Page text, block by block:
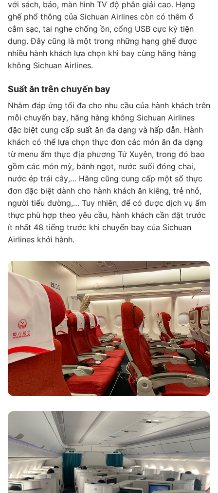
với sách, báo, màn hình TV độ phân giải cao. Hạng
ghế phổ thông của Sichuan Airlines còn có thêm ổ
cắm sạc, tai nghe chống ồn, cổng USB cực kỳ tiện
dụng. Đây cũng là một trong những hạng ghế được
nhiều hành khách lựa chọn khi bay cùng hãng hàng
không Sichuan Airlines.
Suất ăn trên chuyến bay
Nhằm đáp ứng tối đa cho nhu cầu của hành khách trên
mỗi chuyến bay, hãng hàng không Sichuan Airlines
đặc biệt cung cấp suất ăn đa dạng và hấp dẫn. Hành
khách có thể lựa chọn thực đơn các món ăn đa dạng
từ menu ẩm thực địa phương Tứ Xuyên, trong đó bao
gồm các món mỳ, bánh ngọt, nước suối đóng chai,
nước ép trái cây,… Hãng cũng cung cấp một số thực
đơn đặc biệt dành cho hành khách ăn kiêng, trẻ nhỏ,
người tiểu đường,… Tuy nhiên, để có được dịch vụ ẩm
thực phù hợp theo yêu cầu, hành khách cần đặt trước
ít nhất 48 tiếng trước khi chuyến bay của Sichuan
Airlines khởi hành.